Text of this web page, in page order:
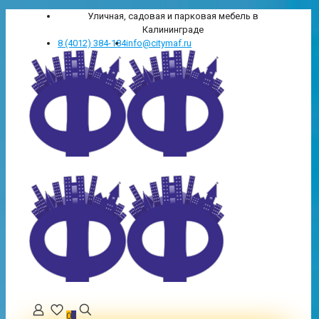
Уличная, садовая и парковая мебель в
Калининграде
8 (4012) 384-184info@citymaf.ru
00